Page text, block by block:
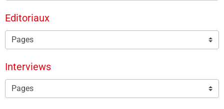
Editoriaux
Interviews